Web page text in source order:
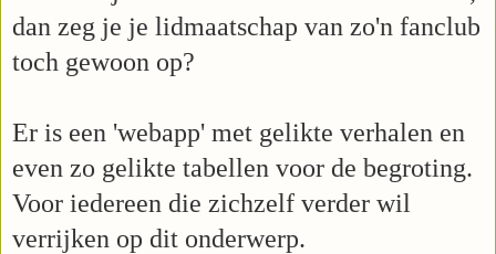
dan zeg je je lidmaatschap van zo'n fanclub
toch gewoon op?
Er is een 'webapp' met gelikte verhalen en
even zo gelikte tabellen voor de begroting.
Voor iedereen die zichzelf verder wil
verrijken op dit onderwerp.